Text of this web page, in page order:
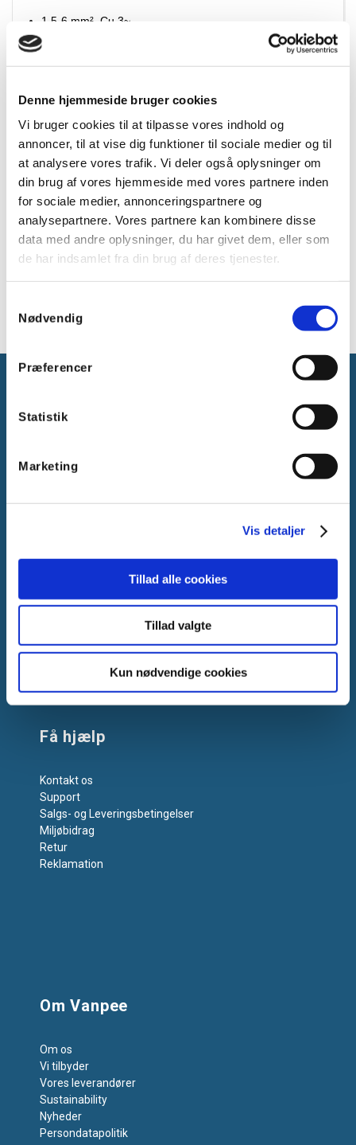
Denne hjemmeside bruger cookies
Vi bruger cookies til at tilpasse vores indhold og
annoncer, til at vise dig funktioner til sociale medier og til
at analysere vores trafik. Vi deler også oplysninger om
din brug af vores hjemmeside med vores partnere inden
for sociale medier, annonceringspartnere og
analysepartnere. Vores partnere kan kombinere disse
data med andre oplysninger, du har givet dem, eller som
de har indsamlet fra din brug af deres tjenester.
Nødvendig
Præferencer
Statistik
Marketing
Vis detaljer
Tillad alle cookies
Tillad valgte
Kun nødvendige cookies
1,5-6 mm², Cu 3~
Klemme med 2 terminaler pr. pol
5-polet klemme, pr. pol 6 x 1,5 mm² sol / f, 4 x 2,5 mm²
Kabelindføringer via udslagsblanketter, ASS bestilles
særskilt (se kabelindføringssystemer LES)
"Vejrbestandig" (UV-belastning pga. solstråler, beskyttet
mod regnvand, temperaturbestandig, slagfast osv.)
Saltvandsbestandig
Kystnære områder
Plomberbare lågskruer
Fastholdelsesbånd og udvendige beslag til vægmontering
Gammelager 15
2605 Brøndby, Danmark
CVR: DK-25695801
Få hjælp
Kontakt os
Support
Salgs- og Leveringsbetingelser
Miljøbidrag
Retur
Reklamation
Om Vanpee
Om os
Vi tilbyder
Vores leverandører
Sustainability
Nyheder
Persondatapolitik